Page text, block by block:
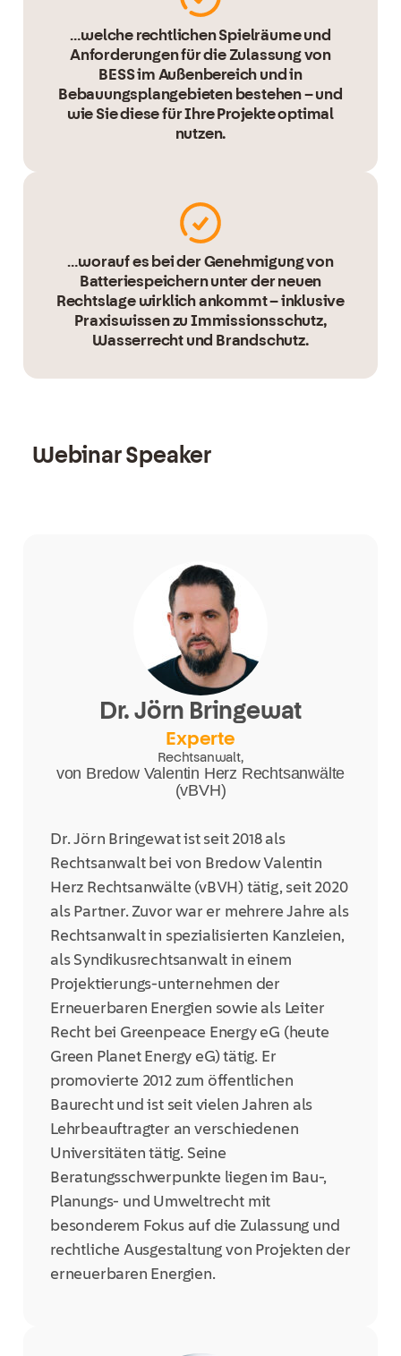
…welche rechtlichen Spielräume und
Anforderungen für die Zulassung von
BESS im Außenbereich und in
Bebauungsplangebieten bestehen – und
wie Sie diese für Ihre Projekte optimal
nutzen.
…worauf es bei der Genehmigung von
Batteriespeichern unter der neuen
Rechtslage wirklich ankommt – inklusive
Praxiswissen zu Immissionsschutz,
Wasserrecht und Brandschutz.
Webinar Speaker
Dr. Jörn Bringewat
Experte
Rechtsanwalt,
von Bredow Valentin Herz Rechtsanwälte
(vBVH)
Dr. Jörn Bringewat ist seit 2018 als
Rechtsanwalt bei von Bredow Valentin
Herz Rechtsanwälte (vBVH) tätig, seit 2020
als Partner. Zuvor war er mehrere Jahre als
Rechtsanwalt in spezialisierten Kanzleien,
als Syndikusrechtsanwalt in einem
Projektierungs-unternehmen der
Erneuerbaren Energien sowie als Leiter
Recht bei Greenpeace Energy eG (heute
Green Planet Energy eG) tätig. Er
promovierte 2012 zum öffentlichen
Baurecht und ist seit vielen Jahren als
Lehrbeauftragter an verschiedenen
Universitäten tätig. Seine
Beratungsschwerpunkte liegen im Bau-,
Planungs- und Umweltrecht mit
besonderem Fokus auf die Zulassung und
rechtliche Ausgestaltung von Projekten der
erneuerbaren Energien.